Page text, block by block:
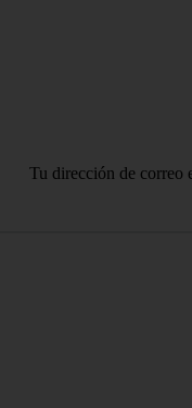
Tu dirección de correo